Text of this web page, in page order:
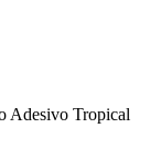
Adesivo Tropical